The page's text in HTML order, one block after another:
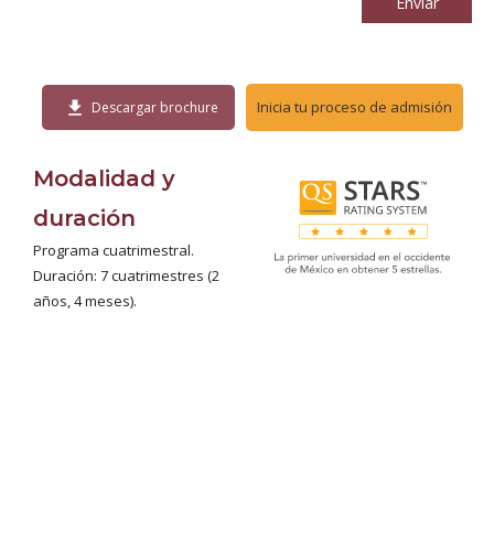
download Descargar brochure Inicia tu proceso de admisión
Modalidad y
duración
Programa cuatrimestral.
Duración: 7 cuatrimestres (2
años, 4 meses).